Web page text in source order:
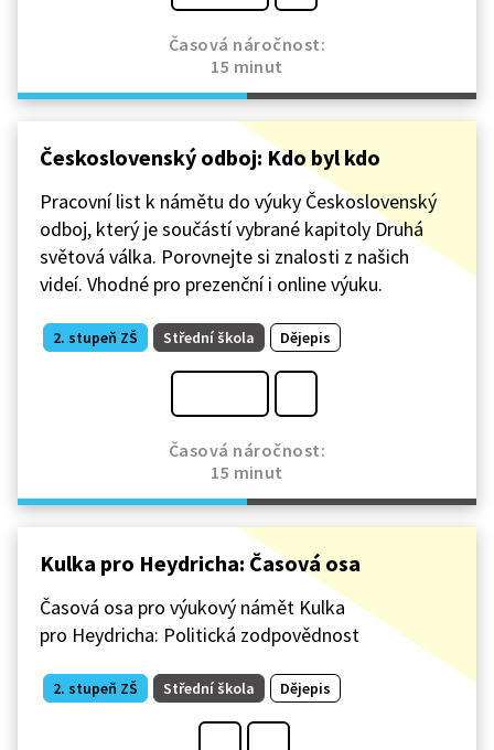
Časová náročnost:
15 minut
Československý odboj: Kdo byl kdo
Pracovní list k námětu do výuky Československý
odboj, který je součástí vybrané kapitoly Druhá
světová válka. Porovnejte si znalosti z našich
videí. Vhodné pro prezenční i online výuku.
2. stupeň ZŠ Střední škola Dějepis
Časová náročnost:
15 minut
Kulka pro Heydricha: Časová osa
Časová osa pro výukový námět Kulka
pro Heydricha: Politická zodpovědnost
2. stupeň ZŠ Střední škola Dějepis